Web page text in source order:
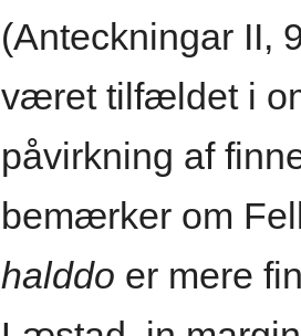
(Anteckningar II,
været tilfældet i
påvirkning af
bemærker om
halddo er mere